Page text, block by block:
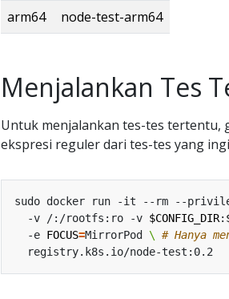
arm64
node-test-arm64
Menjalankan Tes
Untuk menjalankan tes-tes tertentu,
ekspresi reguler dari tes-tes yang
sudo docker run -it --rm --
  -v /:/rootfs:ro -v
$CONFIG_DIR:
  -e
FOCUS=MirrorPod \ # Hanya